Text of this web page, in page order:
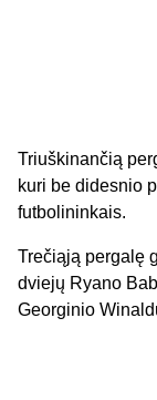
Triuškinančią
kuri be didesnio
futbolininkais.
Trečiąją pergalę
dviejų Ryano
Georginio